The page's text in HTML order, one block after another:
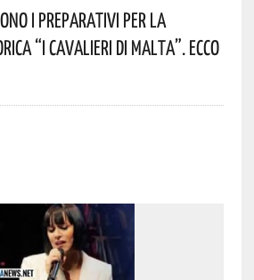
I Preparativi Per La
“I CAVALIERI DI MALTA”. Ecco